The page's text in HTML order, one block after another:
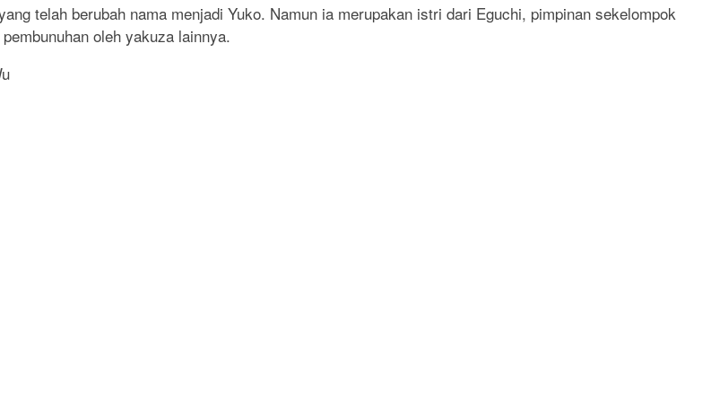
telah berubah nama menjadi Yuko. Namun ia merupakan istri dari Eguchi, pimpinan sekelompok
oleh yakuza lainnya.